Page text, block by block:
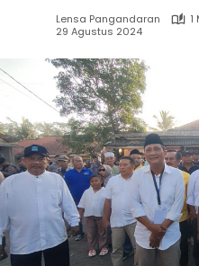
Lensa Pangandaran
1
29 Agustus 2024